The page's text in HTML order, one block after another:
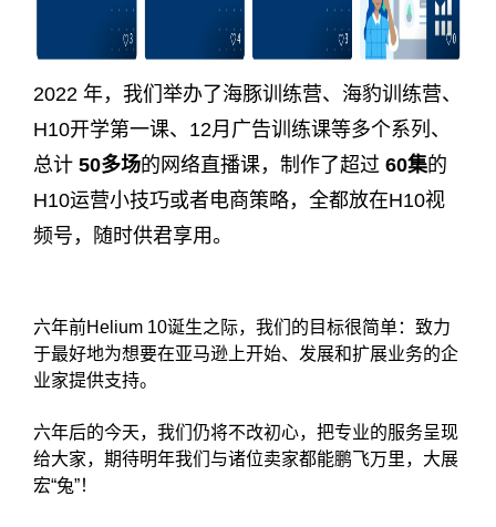
2022 年，我们举办了海豚训练营、海豹训练营、
H10开学第一课、12月广告训练课等多个系列、
总计 50多场的网络直播课，制作了超过 60集的
H10运营小技巧或者电商策略，全都放在H10视
频号，随时供君享用。
六年前Helium 10诞生之际，我们的目标很简单：致力
于最好地为想要在亚马逊上开始、发展和扩展业务的企
业家提供支持。
六年后的今天，我们仍将不改初心，把专业的服务呈现
给大家，期待明年我们与诸位卖家都能鹏飞万里，大展
宏“兔”！